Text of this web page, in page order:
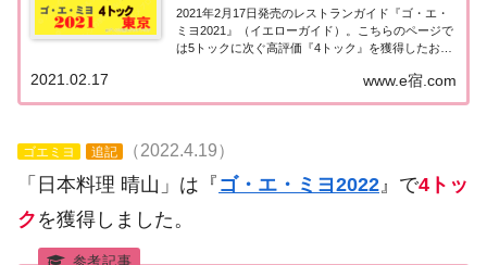
2021年2月17日発売のレストランガイド『ゴ・エ・
ミヨ2021』（イエローガイド）。こちらのページで
は5トックに次ぐ高評価『4トック』を獲得したお店
ついて一覧にまとめました。ゴエミヨ2021『4トッ
ク』東京ゴエミヨ2021年度版で4...
www.e宿.com
2021.02.17
ゴエミヨ 追記 （2022.4.19）
「日本料理 晴山」は『 ゴ・エ・ミヨ2022』で4トッ
ク を獲得しました。